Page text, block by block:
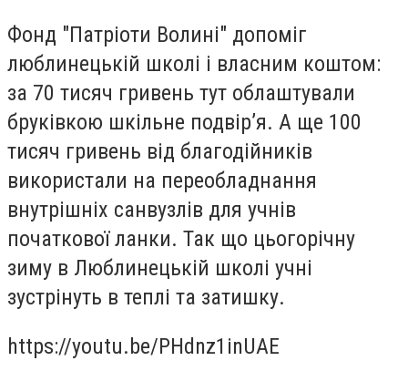
Фонд "Патріоти Волині" допоміг
люблинецькій школі і власним коштом:
за 70 тисяч гривень тут облаштували
бруківкою шкільне подвір’я. А ще 100
тисяч гривень від благодійників
використали на переобладнання
внутрішніх санвузлів для учнів
початкової ланки. Так що цьогорічну
зиму в Люблинецькій школі учні
зустрінуть в теплі та затишку.
https://youtu.be/PHdnz1inUAE